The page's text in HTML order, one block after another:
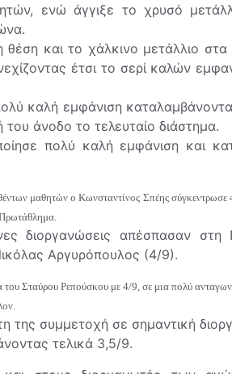
ενώ άγγιξε το χρυσό
και το χάλκινο μετάλλιο στα
έτσι το σερί καλών
καλή εμφάνιση
άνοδο το τελευταίο διάστημα.
πολύ καλή εμφάνιση και
μαθητών ο Κωνσταντίνος Σπέης σύγκεντρωσε
διοργανώσεις απέσπασαν
Αργυρόπουλος (4/9).
Σταύρου Ρεπούσκου με 4/9, σε μια πολύ
της συμμετοχή σε σημαντική
τελικά 3,5/9.